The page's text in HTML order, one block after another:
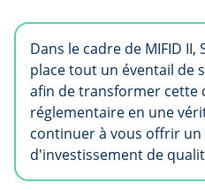
Dans le cadre de MIFID II,
place tout un éventail de
afin de transformer cette
réglementaire en une
continuer à vous offrir un
d'investissement de